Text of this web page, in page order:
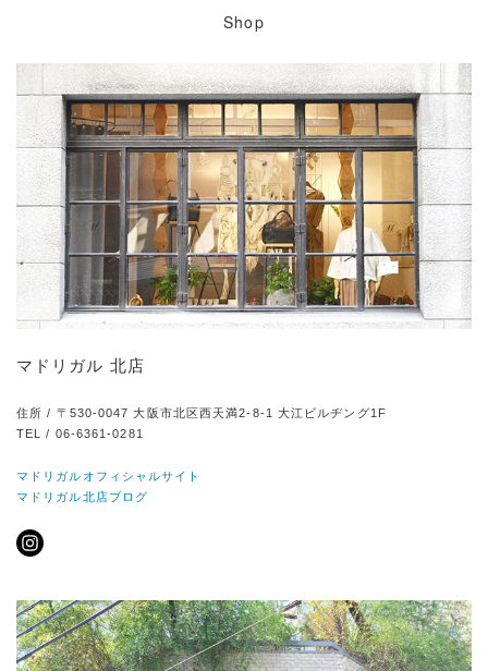
Shop
マドリガル 北店
住所 / 〒530-0047 大阪市北区西天満2-8-1 大江ビルヂング1F
TEL / 06-6361-0281
マドリガルオフィシャルサイト
マドリガル北店ブログ